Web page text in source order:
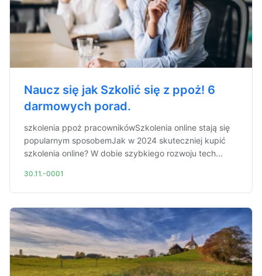
Naucz się jak Szkolić się z ppoż! 6
darmowych porad.
szkolenia ppoż pracownikówSzkolenia online stają się
popularnym sposobemJak w 2024 skuteczniej kupić
szkolenia online? W dobie szybkiego rozwoju tech...
30.11.-0001